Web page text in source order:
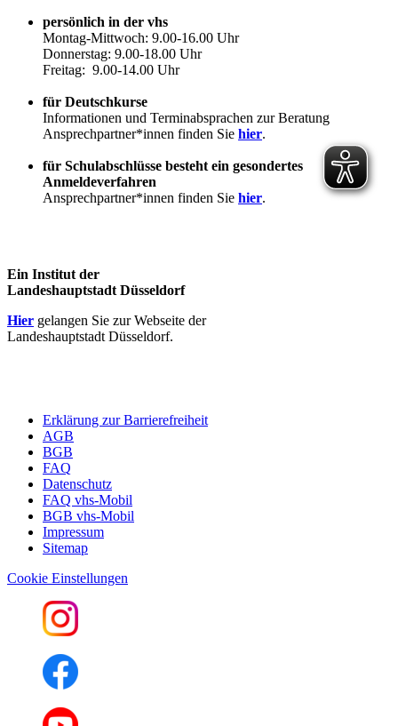
persönlich in der vhs
Montag-Mittwoch: 9.00-16.00 Uhr
Donnerstag: 9.00-18.00 Uhr
Freitag: 9.00-14.00 Uhr
für Deutschkurse
Informationen und Terminabsprachen zur Beratung
Ansprechpartner*innen finden Sie hier.
für Schulabschlüsse besteht ein gesondertes
Anmeldeverfahren
Ansprechpartner*innen finden Sie hier.
Ein Institut der
Landeshauptstadt Düsseldorf
Hier gelangen Sie zur Webseite der
Landeshauptstadt Düsseldorf.
Erklärung zur Barrierefreiheit
AGB
BGB
FAQ
Datenschutz
FAQ vhs-Mobil
BGB vhs-Mobil
Impressum
Sitemap
Cookie Einstellungen